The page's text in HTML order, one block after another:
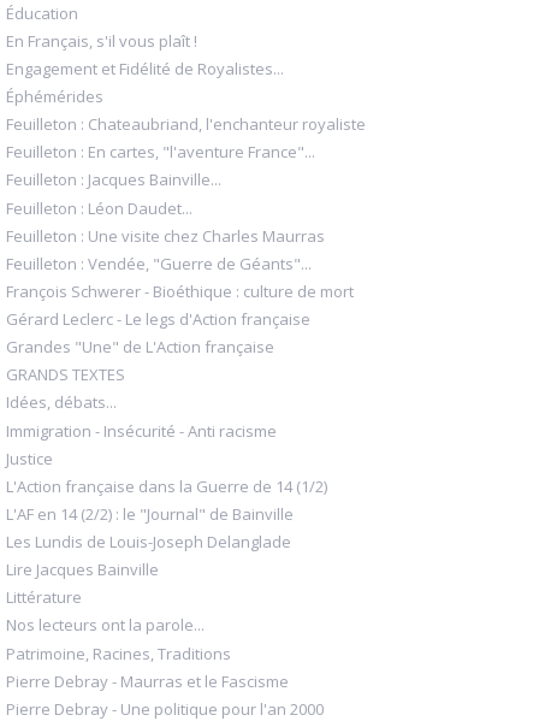
Éducation
En Français, s'il vous plaît !
Engagement et Fidélité de Royalistes...
Éphémérides
Feuilleton : Chateaubriand, l'enchanteur royaliste
Feuilleton : En cartes, "l'aventure France"...
Feuilleton : Jacques Bainville...
Feuilleton : Léon Daudet...
Feuilleton : Une visite chez Charles Maurras
Feuilleton : Vendée, "Guerre de Géants"...
François Schwerer - Bioéthique : culture de mort
Gérard Leclerc - Le legs d'Action française
Grandes "Une" de L'Action française
GRANDS TEXTES
Idées, débats...
Immigration - Insécurité - Anti racisme
Justice
L'Action française dans la Guerre de 14 (1/2)
L'AF en 14 (2/2) : le "Journal" de Bainville
Les Lundis de Louis-Joseph Delanglade
Lire Jacques Bainville
Littérature
Nos lecteurs ont la parole...
Patrimoine, Racines, Traditions
Pierre Debray - Maurras et le Fascisme
Pierre Debray - Une politique pour l'an 2000